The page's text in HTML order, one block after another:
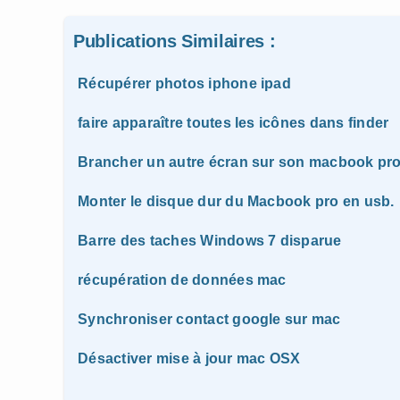
Publications Similaires :
Récupérer photos iphone ipad
faire apparaître toutes les icônes dans finder
Brancher un autre écran sur son macbook
Monter le disque dur du Macbook pro en usb.
Barre des taches Windows 7 disparue
récupération de données mac
Synchroniser contact google sur mac
Désactiver mise à jour mac OSX